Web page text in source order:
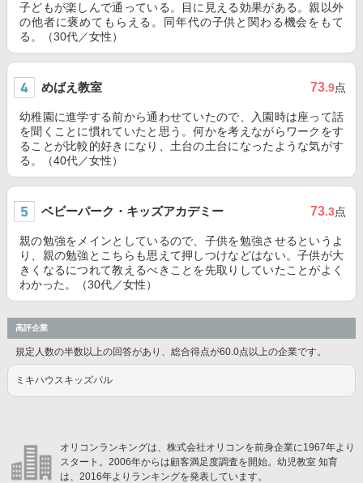
子どもが楽しんで通っている。目に見える効果がある。親以外
の他者に褒めてもらえる。同年代の子供と関わる機会をもて
る。（30代／女性）
めばえ教室 73.9点
幼稚園に進学する前から通わせていたので、入園時は座って話
を聞くことに慣れていたと思う。何かを考えながらワークをす
ることが比較的好きになり、土台の土台になったような気がす
る。（40代／女性）
ベビーパーク・キッズアカデミー 73.3点
親の勉強をメインとしているので、子供を勉強させるというよ
り、親の勉強とこちらも思えて押しつけなどはない。子供が大
きくなるにつれて教えるべきことを先取りしていたことがよく
わかった。（30代／女性）
高評企業
規定人数の半数以上の回答があり、総合得点が60.0点以上の企業です。
ミキハウスキッズパル
オリコンランキングは、株式会社オリコンを前身企業に1967年より
スタート。2006年からは顧客満足度調査を開始。幼児教室 知育
は、2016年よりランキングを発表しています。